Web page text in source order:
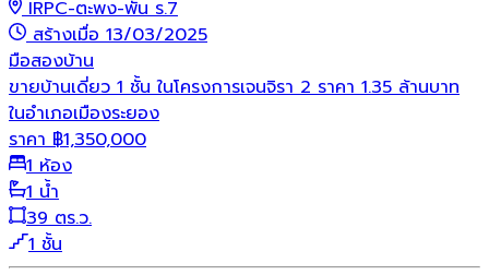
IRPC-ตะพง-พัน ร.7
สร้างเมื่อ 13/03/2025
มือสองบ้าน
ขายบ้านเดี่ยว 1 ชั้น ในโครงการเจนจิรา 2 ราคา 1.35 ล้านบาท
ในอำเภอเมืองระยอง
ราคา ฿1,350,000
1 ห้อง
1 น้ำ
39 ตร.ว.
1 ชั้น